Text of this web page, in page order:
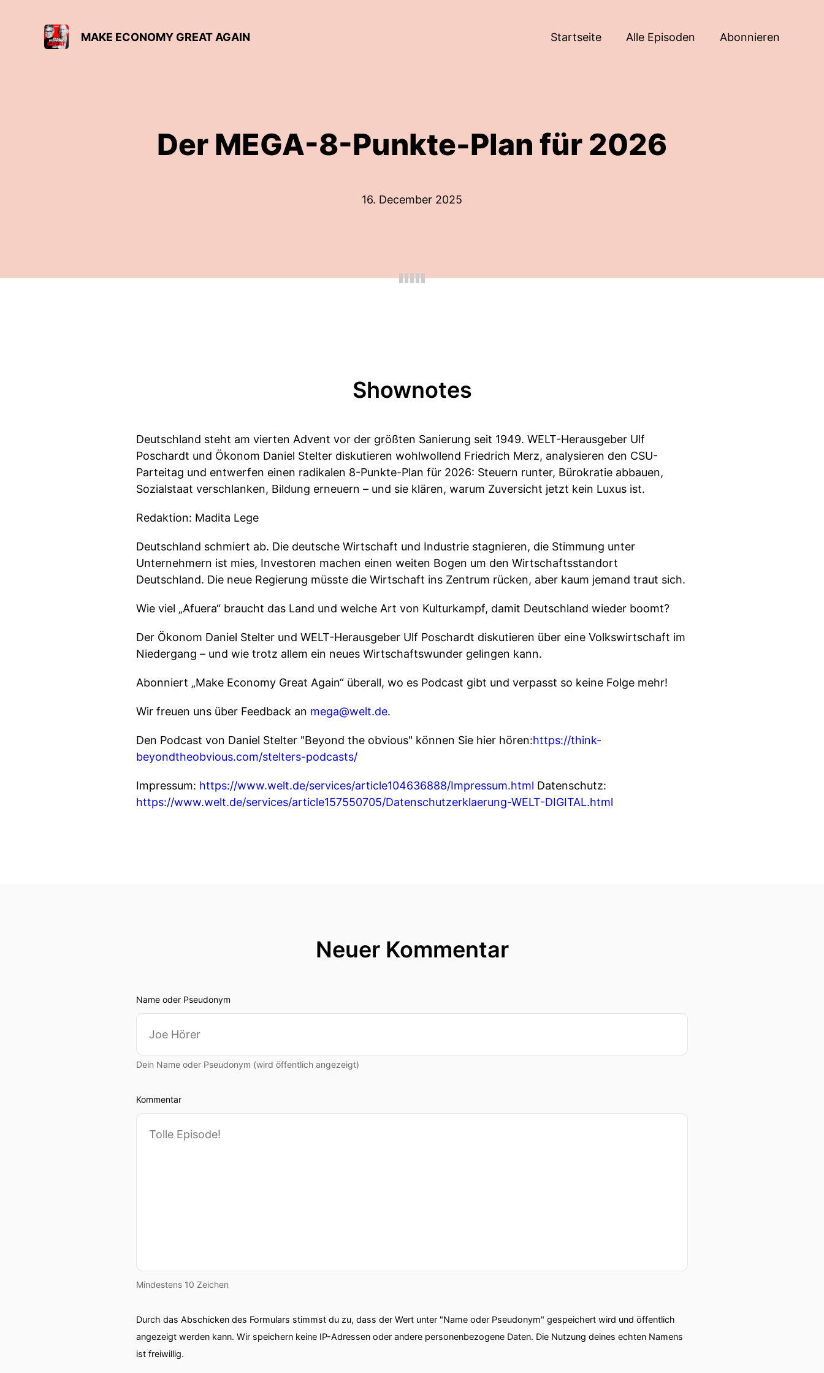
MAKE ECONOMY GREAT AGAIN Startseite Alle Episoden Abonnieren
Der MEGA-8-Punkte-Plan für 2026
16. December 2025
Shownotes
Deutschland steht am vierten Advent vor der größten Sanierung seit 1949. WELT-Herausgeber Ulf
Poschardt und Ökonom Daniel Stelter diskutieren wohlwollend Friedrich Merz, analysieren den CSU-
Parteitag und entwerfen einen radikalen 8-Punkte-Plan für 2026: Steuern runter, Bürokratie abbauen,
Sozialstaat verschlanken, Bildung erneuern – und sie klären, warum Zuversicht jetzt kein Luxus ist.
Redaktion: Madita Lege
Deutschland schmiert ab. Die deutsche Wirtschaft und Industrie stagnieren, die Stimmung unter
Unternehmern ist mies, Investoren machen einen weiten Bogen um den Wirtschaftsstandort
Deutschland. Die neue Regierung müsste die Wirtschaft ins Zentrum rücken, aber kaum jemand traut sich.
Wie viel „Afuera“ braucht das Land und welche Art von Kulturkampf, damit Deutschland wieder boomt?
Der Ökonom Daniel Stelter und WELT-Herausgeber Ulf Poschardt diskutieren über eine Volkswirtschaft im
Niedergang – und wie trotz allem ein neues Wirtschaftswunder gelingen kann.
Abonniert „Make Economy Great Again“ überall, wo es Podcast gibt und verpasst so keine Folge mehr!
Wir freuen uns über Feedback an mega@welt.de.
Den Podcast von Daniel Stelter "Beyond the obvious" können Sie hier hören:https://think-
beyondtheobvious.com/stelters-podcasts/
Impressum: https://www.welt.de/services/article104636888/Impressum.html Datenschutz:
https://www.welt.de/services/article157550705/Datenschutzerklaerung-WELT-DIGITAL.html
Neuer Kommentar
Name oder Pseudonym
Dein Name oder Pseudonym (wird öffentlich angezeigt)
Kommentar
Mindestens 10 Zeichen
Durch das Abschicken des Formulars stimmst du zu, dass der Wert unter "Name oder Pseudonym" gespeichert wird und öffentlich
angezeigt werden kann. Wir speichern keine IP-Adressen oder andere personenbezogene Daten. Die Nutzung deines echten Namens
ist freiwillig.